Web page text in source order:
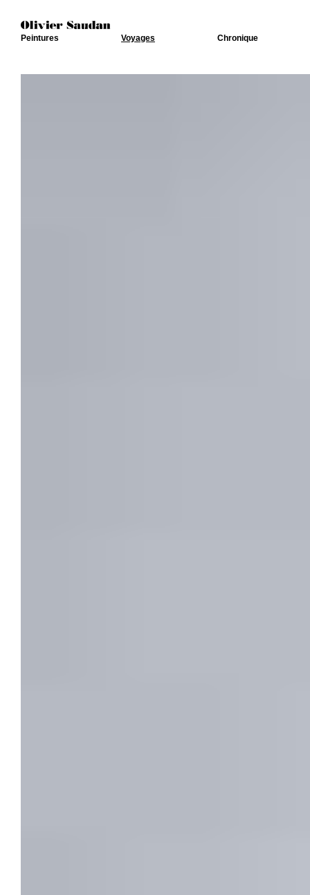
Peintures Voyages Chronique